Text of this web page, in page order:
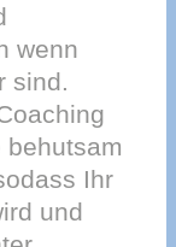
wenn
sind.
Ihr
und